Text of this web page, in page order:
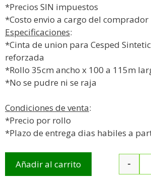
*Precios SIN impuestos
*Costo envio a cargo del comprador
Especificaciones:
*Cinta de union para Cesped
reforzada
*Rollo 35cm ancho x 100 a 115m
*No se pudre ni se raja
Condiciones de venta:
*Precio por rollo
*Plazo de entrega dias habiles a
-
Añadir al carrito